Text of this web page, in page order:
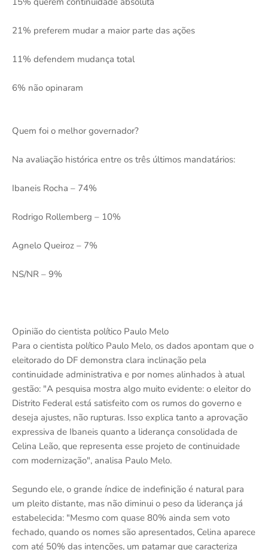
21% preferem mudar a maior parte das ações
11% defendem mudança total
6% não opinaram
Quem foi o melhor governador?
Na avaliação histórica entre os três últimos mandatários:
Ibaneis Rocha – 74%
Rodrigo Rollemberg – 10%
Agnelo Queiroz – 7%
NS/NR – 9%
Opinião do cientista político Paulo Melo
Para o cientista político Paulo Melo, os dados apontam que o
eleitorado do DF demonstra clara inclinação pela
continuidade administrativa e por nomes alinhados à atual
gestão: "A pesquisa mostra algo muito evidente: o eleitor do
Distrito Federal está satisfeito com os rumos do governo e
deseja ajustes, não rupturas. Isso explica tanto a aprovação
expressiva de Ibaneis quanto a liderança consolidada de
Celina Leão, que representa esse projeto de continuidade
com modernização", analisa Paulo Melo.
Segundo ele, o grande índice de indefinição é natural para
um pleito distante, mas não diminui o peso da liderança já
estabelecida: "Mesmo com quase 80% ainda sem voto
fechado, quando os nomes são apresentados, Celina aparece
com até 50% das intenções, um patamar que caracteriza